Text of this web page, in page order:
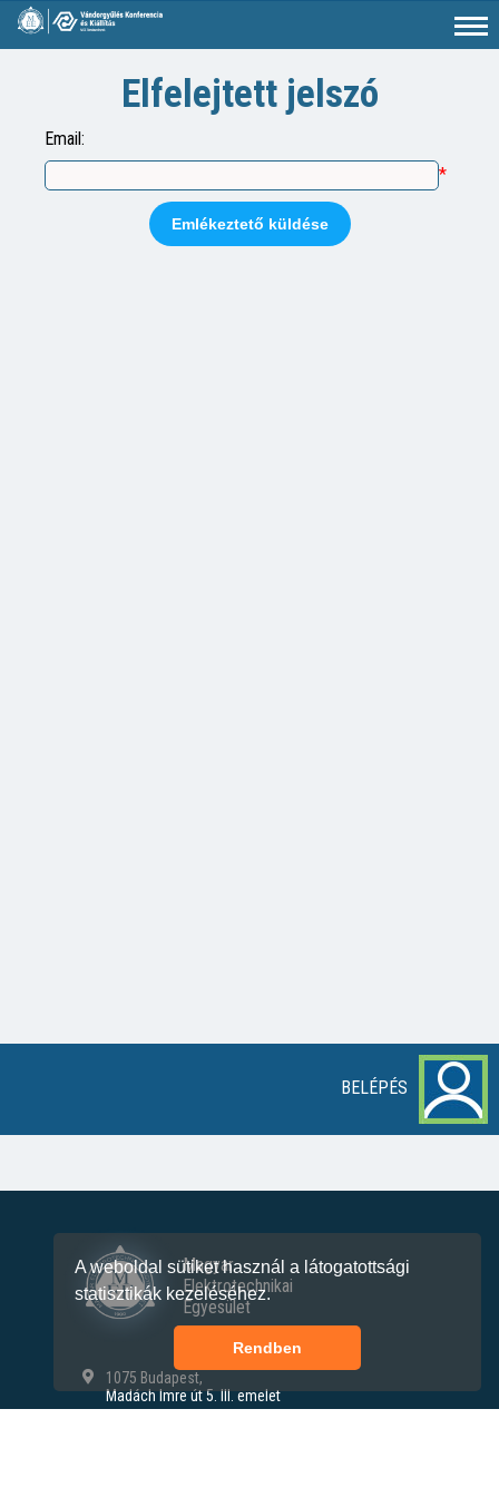
A weboldal sütiket használ a látogatottsági
statisztikák kezeléséhez.
Rendben
Elfelejtett jelszó
Email:
*
BELÉPÉS
Magyar
Elektrotechnikai
Egyesület
1075 Budapest,
Madách Imre út 5. III. emelet